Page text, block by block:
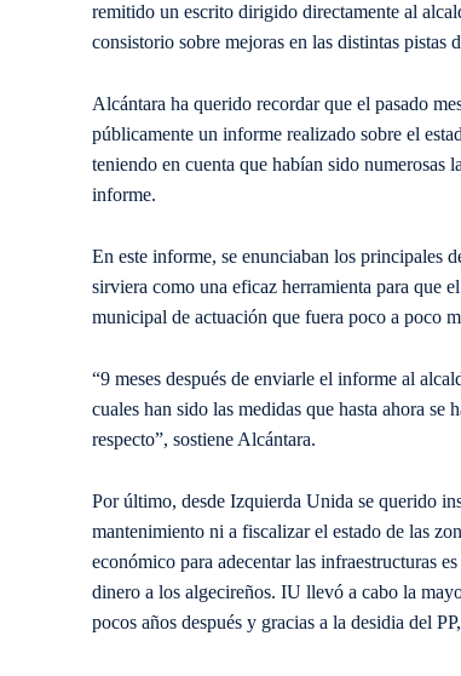
remitido un escrito dirigido directamente al
consistorio sobre mejoras en las distintas pistas
Alcántara ha querido recordar que el pasado
públicamente un informe realizado sobre el
teniendo en cuenta que habían sido numerosas
informe.
En este informe, se enunciaban los principales
sirviera como una eficaz herramienta para que
municipal de actuación que fuera poco a poco
“9 meses después de enviarle el informe al
cuales han sido las medidas que hasta ahora
respecto”, sostiene Alcántara.
Por último, desde Izquierda Unida se querido
mantenimiento ni a fiscalizar el estado de las
económico para adecentar las infraestructuras
dinero a los algecireños. IU llevó a cabo la
pocos años después y gracias a la desidia del